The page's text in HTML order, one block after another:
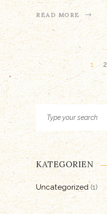
READ MORE
1 2
KATEGORIEN
Uncategorized(1)